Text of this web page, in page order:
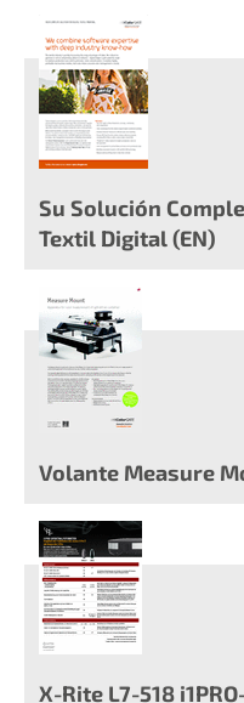
Su Solución
Textil Digital (EN)
Volante Measure
X-Rite L7-518